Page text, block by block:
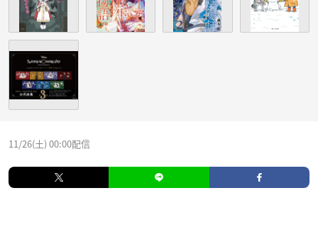
11/26(土) 00:00配信